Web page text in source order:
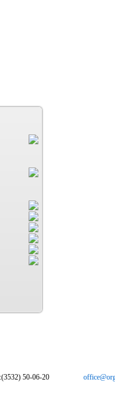
50-06-20